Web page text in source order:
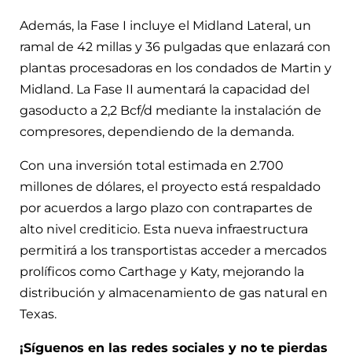
Además, la Fase I incluye el Midland Lateral, un
ramal de 42 millas y 36 pulgadas que enlazará con
plantas procesadoras en los condados de Martin y
Midland. La Fase II aumentará la capacidad del
gasoducto a 2,2 Bcf/d mediante la instalación de
compresores, dependiendo de la demanda.
Con una inversión total estimada en 2.700
millones de dólares, el proyecto está respaldado
por acuerdos a largo plazo con contrapartes de
alto nivel crediticio. Esta nueva infraestructura
permitirá a los transportistas acceder a mercados
prolíficos como Carthage y Katy, mejorando la
distribución y almacenamiento de gas natural en
Texas.
¡Síguenos en las redes sociales y no te pierdas